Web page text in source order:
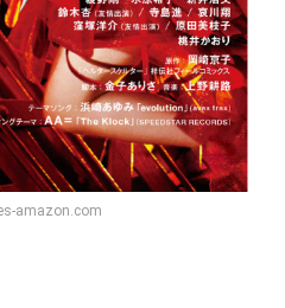
amazon.com